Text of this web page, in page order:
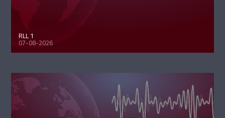
RLL 1
07-08-2026